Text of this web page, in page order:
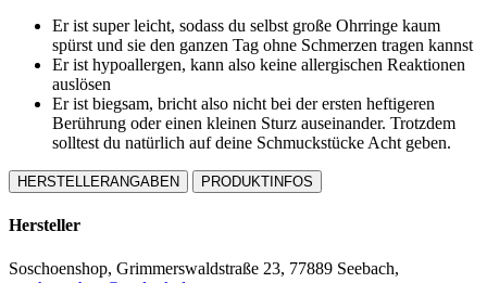
Er ist super leicht, sodass du selbst große Ohrringe kaum
spürst und sie den ganzen Tag ohne Schmerzen tragen kannst
Er ist hypoallergen, kann also keine allergischen Reaktionen
auslösen
Er ist biegsam, bricht also nicht bei der ersten heftigeren
Berührung oder einen kleinen Sturz auseinander. Trotzdem
solltest du natürlich auf deine Schmuckstücke Acht geben.
HERSTELLERANGABEN PRODUKTINFOS
Hersteller
Soschoenshop, Grimmerswaldstraße 23, 77889 Seebach,